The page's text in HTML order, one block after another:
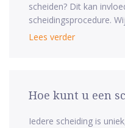
scheiden? Dit kan
scheidingsprocedure.
Lees verder
Hoe kunt u een
Iedere scheiding is